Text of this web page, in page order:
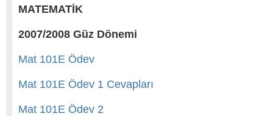
MATEMATİK
2007/2008 Güz Dönemi
Mat 101E Ödev
Mat 101E Ödev 1 Cevapları
Mat 101E Ödev 2